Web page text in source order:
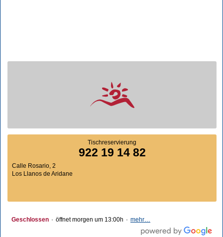
Tischreservierung
922 19 14 82
Calle Rosario, 2
Los Llanos de Aridane
Geschlossen · öffnet morgen um 13:00h · mehr…